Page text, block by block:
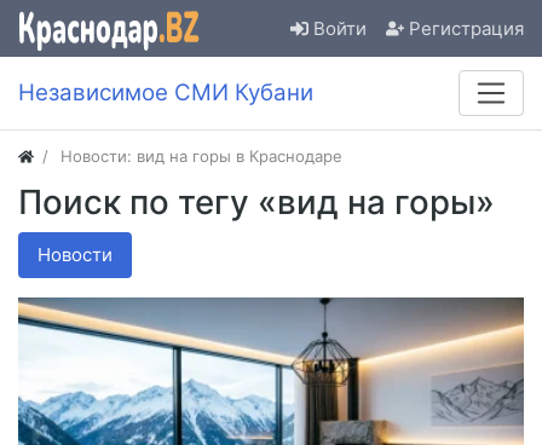
Войти Регистрация
Независимое СМИ Кубани
Новости: вид на горы в Краснодаре
Поиск по тегу «вид на горы»
Новости